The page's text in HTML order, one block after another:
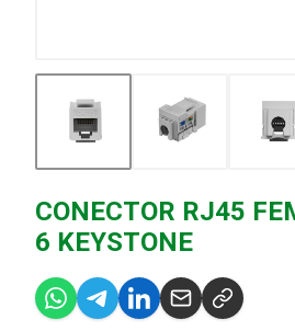
CONECTOR RJ45
6 KEYSTONE